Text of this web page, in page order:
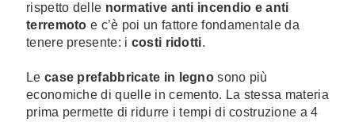
rispetto delle normative anti incendio e anti
terremoto e c’è poi un fattore fondamentale da
tenere presente: i costi ridotti.
Le case prefabbricate in legno sono più
economiche di quelle in cemento. La stessa materia
prima permette di ridurre i tempi di costruzione a 4